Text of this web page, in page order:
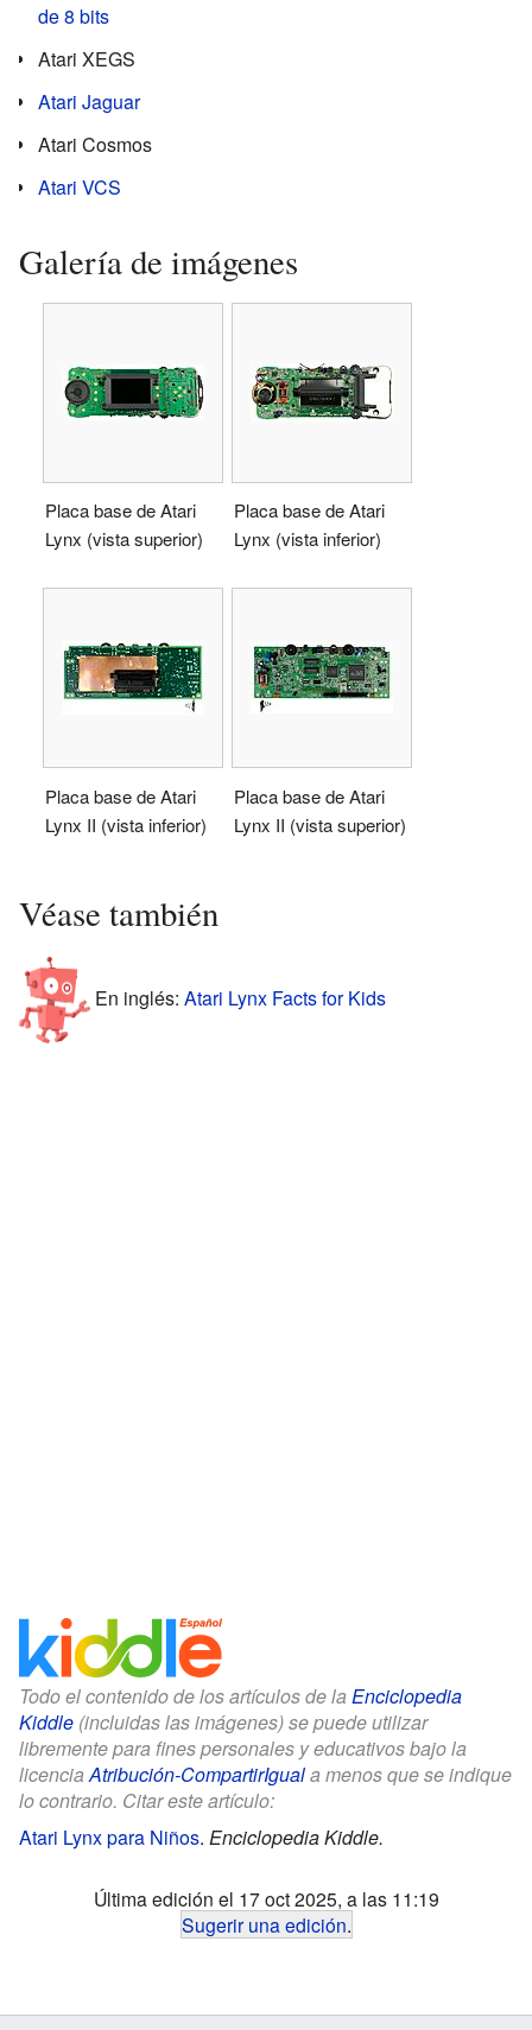
de 8 bits
Atari XEGS
Atari Jaguar
Atari Cosmos
Atari VCS
Galería de imágenes
Placa base de Atari
Lynx (vista superior)
Placa base de Atari
Lynx (vista inferior)
Placa base de Atari
Lynx II (vista inferior)
Placa base de Atari
Lynx II (vista superior)
Véase también
En inglés: Atari Lynx Facts for Kids
Todo el contenido de los artículos de la Enciclopedia
Kiddle (incluidas las imágenes) se puede utilizar
libremente para fines personales y educativos bajo la
licenciaAtribución-CompartirIguala menos que se indique
lo contrario. Citar este artículo:
Atari Lynx para Niños. Enciclopedia Kiddle.
Última edición el 17 oct 2025, a las 11:19
Sugerir una edición.